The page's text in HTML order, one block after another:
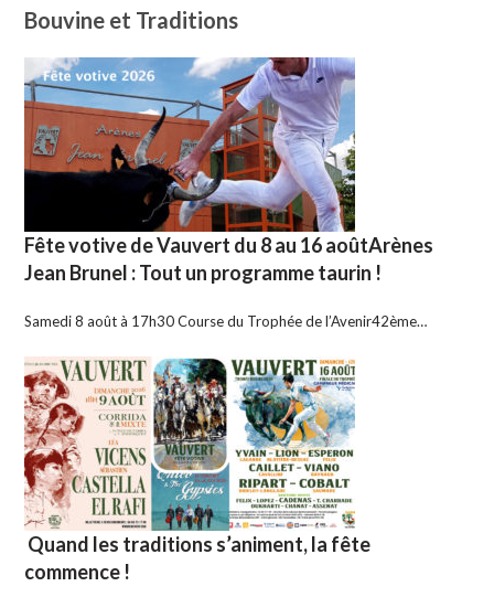
Bouvine et Traditions
Fête votive de Vauvert du 8 au 16 aoûtArènes
Jean Brunel : Tout un programme taurin !
Samedi 8 août à 17h30 Course du Trophée de l’Avenir42ème…
Quand les traditions s’animent, la fête
commence !